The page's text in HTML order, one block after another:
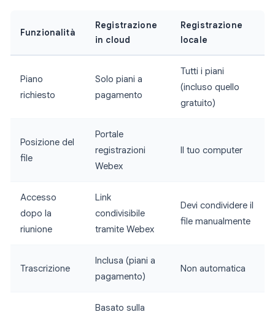
Funzionalità
Registrazione
in cloud
Registrazione
locale
Piano
richiesto
Solo piani a
pagamento
Tutti i piani
(incluso quello
gratuito)
Posizione del
file
Portale
registrazioni
Webex
Il tuo computer
Accesso
dopo la
riunione
Link
condivisibile
tramite Webex
Devi condividere il
file manualmente
Trascrizione
Inclusa (piani a
pagamento)
Non automatica
Basato sulla